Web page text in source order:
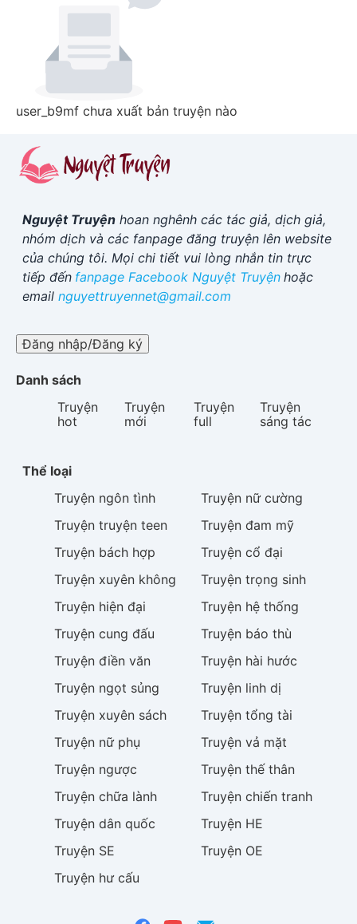
user_b9mf chưa xuất bản truyện nào
Nguyệt Truyện hoan nghênh các tác giả, dịch giả,
nhóm dịch và các fanpage đăng truyện lên website
của chúng tôi. Mọi chi tiết vui lòng nhắn tin trực
tiếp đến fanpage Facebook Nguyệt Truyện hoặc
email nguyettruyennet@gmail.com
Đăng nhập/Đăng ký
Danh sách
Truyện
hot
Truyện
mới
Truyện
full
Truyện
sáng tác
Thể loại
Truyện ngôn tình Truyện nữ cường
Truyện truyện teen Truyện đam mỹ
Truyện bách hợp Truyện cổ đại
Truyện xuyên không Truyện trọng sinh
Truyện hiện đại Truyện hệ thống
Truyện cung đấu Truyện báo thù
Truyện điền văn Truyện hài hước
Truyện ngọt sủng Truyện linh dị
Truyện xuyên sách Truyện tổng tài
Truyện nữ phụ Truyện vả mặt
Truyện ngược Truyện thế thân
Truyện chữa lành Truyện chiến tranh
Truyện dân quốc Truyện HE
Truyện SE Truyện OE
Truyện hư cấu